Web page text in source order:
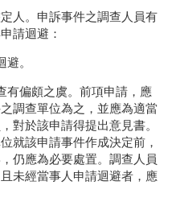
人。申訴事件之調查人員有
請迴避：
。
有偏頗之虞。前項申請，應
調查單位為之，並應為適當
對於該申請得提出意見書。
就該申請事件作成決定前，
仍應為必要處置。調查人員
未經當事人申請迴避者，應